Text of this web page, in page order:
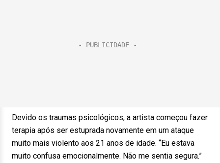
Devido os traumas psicológicos, a artista começou fazer
terapia após ser estuprada novamente em um ataque
muito mais violento aos 21 anos de idade. “Eu estava
muito confusa emocionalmente. Não me sentia segura.”